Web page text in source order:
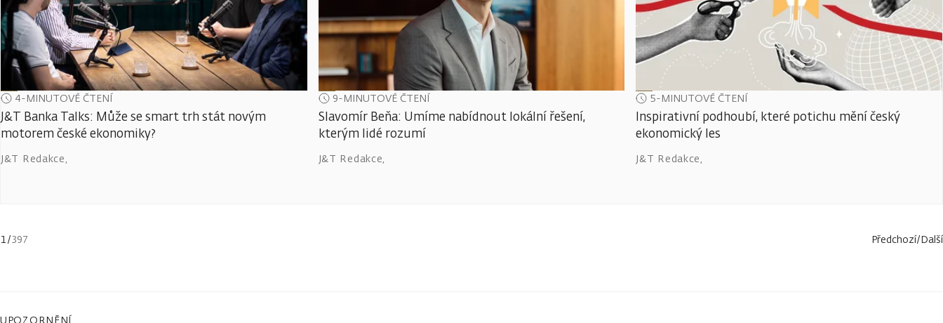
4-MINUTOVÉ ČTENÍ
J&T Banka Talks: Může se smart trh stát novým
motorem české ekonomiky?
J&T Redakce,
9-MINUTOVÉ ČTENÍ
Slavomír Beňa: Umíme nabídnout lokální řešení,
kterým lidé rozumí
J&T Redakce,
5-MINUTOVÉ ČTENÍ
Inspirativní podhoubí, které potichu mění český
ekonomický les
J&T Redakce,
1/397 Předchozí/Další
UPOZORNĚNÍ